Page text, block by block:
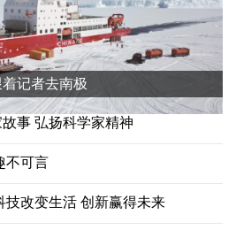
着记者去南极
事 弘扬科学家精神
不可言
改变生活 创新赢得未来